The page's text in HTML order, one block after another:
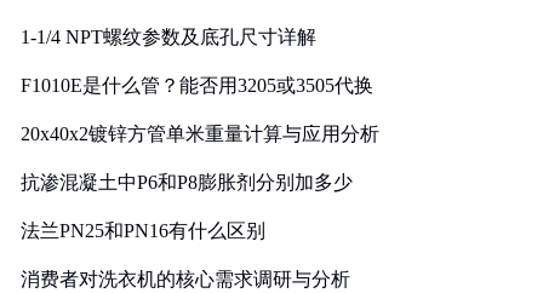
1-1/4 NPT螺纹参数及底孔尺寸详解
F1010E是什么管？能否用3205或3505代换
20x40x2镀锌方管单米重量计算与应用分析
抗渗混凝土中P6和P8膨胀剂分别加多少
法兰PN25和PN16有什么区别
消费者对洗衣机的核心需求调研与分析